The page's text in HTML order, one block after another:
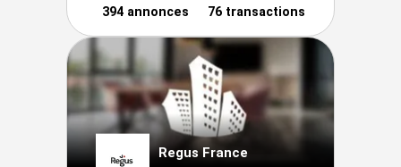
394 annonces 76 transactions
Regus France